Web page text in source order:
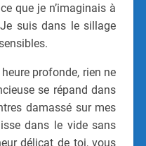
que je n’imaginais à
suis dans le sillage
profonde, rien ne
se répand dans
damassé sur mes
dans le vide sans
délicat de toi, vous